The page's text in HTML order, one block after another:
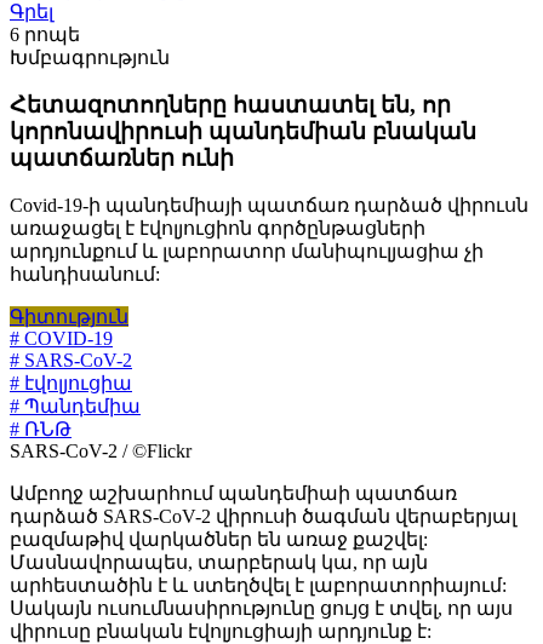
Գրել
6 րոպե
Խմբագրություն
Հետազոտողները հաստատել են, որ
կորոնավիրուսի պանդեմիան բնական
պատճառներ ունի
Covid-19-ի պանդեմիայի պատճառ դարձած վիրուսն
առաջացել է էվոլյուցիոն գործընթացների
արդյունքում և լաբորատոր մանիպուլյացիա չի
հանդիսանում:
Գիտություն
# COVID-19
# SARS-CoV-2
# էվոլյուցիա
# Պանդեմիա
# ՌՆԹ
SARS-CoV-2 / ©Flickr
Ամբողջ աշխարհում պանդեմիաի պատճառ
դարձած SARS-CoV-2 վիրուսի ծագման վերաբերյալ
բազմաթիվ վարկածներ են առաջ քաշվել:
Մասնավորապես, տարբերակ կա, որ այն
արհեստածին է և ստեղծվել է լաբորատորիայում:
Սակայն ուսումնասիրությունը ցույց է տվել, որ այս
վիրուսը բնական էվոլյուցիայի արդյունք է: